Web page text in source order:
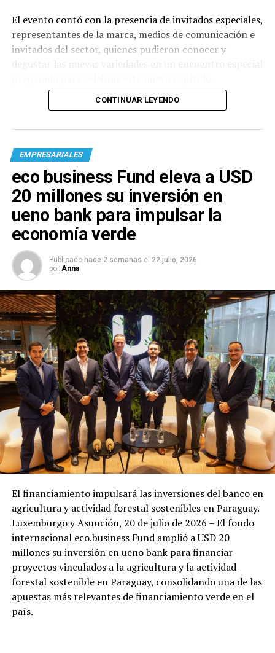
El evento contó con la presencia de invitados especiales,
representantes de la marca, medios de comunicación e
invitados del sector, quienes pudieron conocer y
CONTINUAR LEYENDO
EMPRESARIALES
eco business Fund eleva a USD
20 millones su inversión en
ueno bank para impulsar la
economía verde
Publicado hace 2 semanas el 22 julio, 2026
por Anna
El financiamiento impulsará las inversiones del banco en
agricultura y actividad forestal sostenibles en Paraguay.
Luxemburgo y Asunción, 20 de julio de 2026 – El fondo
internacional eco.business Fund amplió a USD 20
millones su inversión en ueno bank para financiar
proyectos vinculados a la agricultura y la actividad
forestal sostenible en Paraguay, consolidando una de las
apuestas más relevantes de financiamiento verde en el
país.